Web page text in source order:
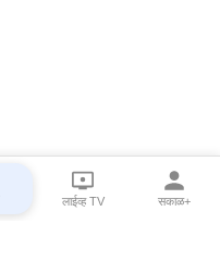
लाईव्ह TV सकाळ+